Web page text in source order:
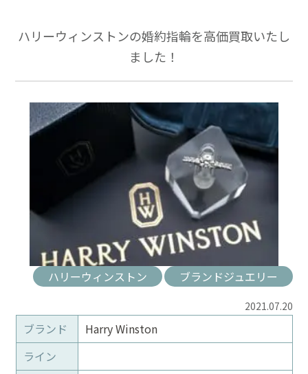
ハリーウィンストンの婚約指輪を高価買取いたし
ました！
ハリーウィンストン ブランドジュエリー
2021.07.20
ブランド
Harry Winston
ライン